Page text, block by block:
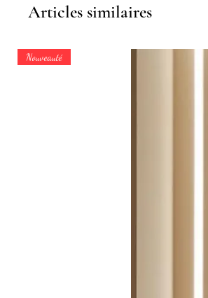
Articles similaires
Nouveauté